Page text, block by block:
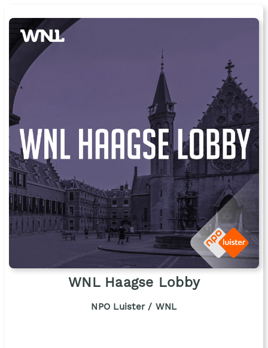
WNL Haagse Lobby
NPO Luister / WNL